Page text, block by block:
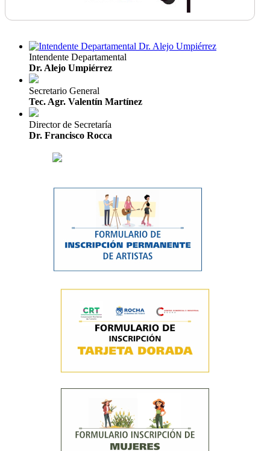
Intendente Departamental
Dr. Alejo Umpiérrez
Secretario General
Tec. Agr. Valentín Martínez
Director de Secretaría
Dr. Francisco Rocca